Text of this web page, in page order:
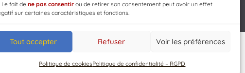
Le fait de ne pas consentir ou de retirer son consentement peut avoir un effet
sur certaines caractéristiques et fonctions.
Tout accepter Refuser Voir les préférences
Politique de cookiesPolitique de confidentialité – RGPD
Developed by